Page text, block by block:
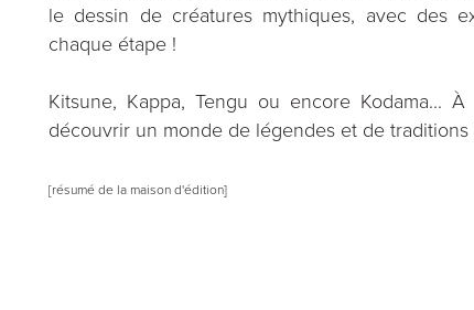
le dessin de créatures mythiques, avec des
chaque étape !
Kitsune, Kappa, Tengu ou encore Kodama...
découvrir un monde de légendes et de traditions
[résumé de la maison d'édition]